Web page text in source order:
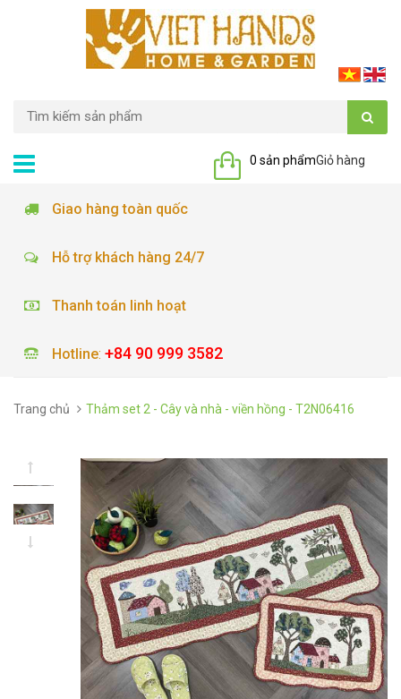
Giỏ hàng
0 sản phẩm
Giao hàng toàn quốc
Hỗ trợ khách hàng 24/7
Thanh toán linh hoạt
Hotline: +84 90 999 3582
Trang chủ Thảm set 2 - Cây và nhà - viền hồng - T2N06416